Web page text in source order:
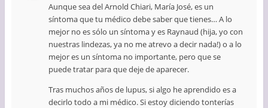
Aunque sea del Arnold Chiari, María José, es un
síntoma que tu médico debe saber que tienes… A lo
mejor no es sólo un síntoma y es Raynaud (hija, yo con
nuestras lindezas, ya no me atrevo a decir nada!) o a lo
mejor es un síntoma no importante, pero que se
puede tratar para que deje de aparecer.
Tras muchos años de lupus, si algo he aprendido es a
decirlo todo a mi médico. Si estoy diciendo tonterías